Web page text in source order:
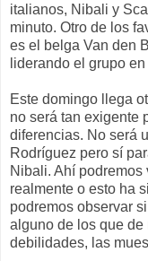
italianos, Nibali y
minuto. Otro de los
es el belga Van den
liderando el grupo
Este domingo llega
no será tan exigente
diferencias. No será
Rodríguez pero sí
Nibali. Ahí podremos
realmente o esto ha
podremos observar
alguno de los que de
debilidades, las